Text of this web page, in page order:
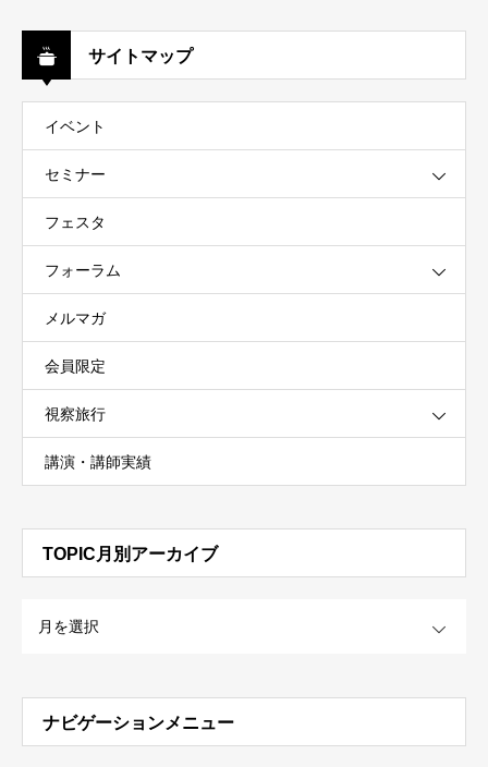
サイトマップ
イベント
セミナー
フェスタ
フォーラム
メルマガ
会員限定
視察旅行
講演・講師実績
TOPIC月別アーカイブ
ナビゲーションメニュー